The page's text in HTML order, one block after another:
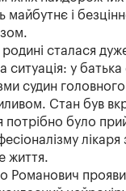
майбутнє і
родині сталася
ситуація: у
судин
Стан був
потрібно було
життя.
Романович